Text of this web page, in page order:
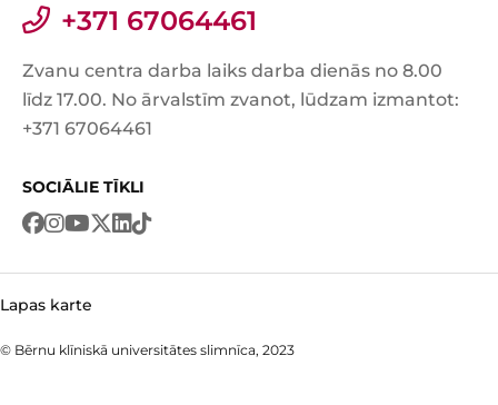
+371 67064461
Zvanu centra darba laiks darba dienās no 8.00
līdz 17.00. No ārvalstīm zvanot, lūdzam izmantot:
+371 67064461
SOCIĀLIE TĪKLI
© Bērnu klīniskā universitātes slimnīca, 2023
Lapas karte